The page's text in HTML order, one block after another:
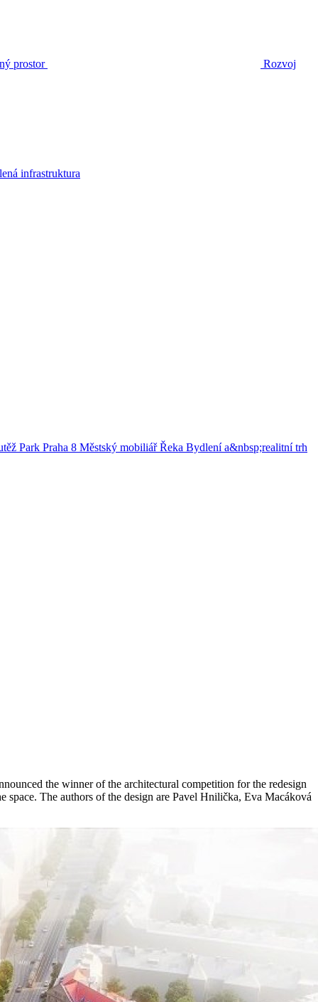
prostor Rozvoj
infrastruktura
Park Praha 8 Městský mobiliářŘeka Bydlení a&nbsp;realitní trh
the winner of the architectural competition for the redesign
The authors of the design are Pavel Hnilička, Eva Macáková